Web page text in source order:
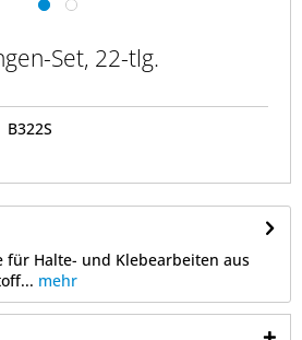
Set, 22-tlg.
B322S
Halte- und Klebearbeiten aus
mehr